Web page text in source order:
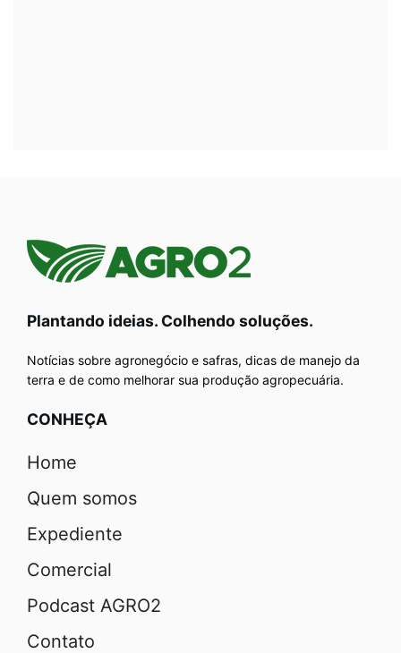
Plantando ideias. Colhendo soluções.
Notícias sobre agronegócio e safras, dicas de manejo da
terra e de como melhorar sua produção agropecuária.
CONHEÇA
Home
Quem somos
Expediente
Comercial
Podcast AGRO2
Contato